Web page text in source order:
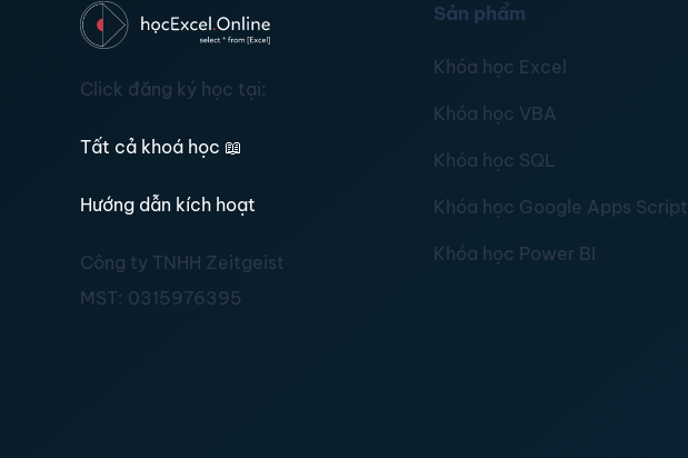
Click đăng ký học tại:
Tất cả khoá học 📖
Hướng dẫn kích hoạt
Công ty TNHH Zeitgeist
MST: 0315976395
Sản phẩm
Khóa học Excel
Khóa học VBA
Khóa học SQL
Khóa học Google Apps Script
Khóa học Power BI